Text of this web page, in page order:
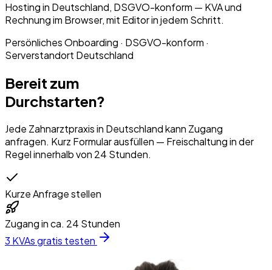
Hosting in Deutschland, DSGVO-konform — KVA und
Rechnung im Browser, mit Editor in jedem Schritt.
Persönliches Onboarding · DSGVO-konform ·
Serverstandort Deutschland
Bereit zum
Durchstarten?
Jede Zahnarztpraxis in Deutschland kann Zugang
anfragen. Kurz Formular ausfüllen — Freischaltung in der
Regel innerhalb von 24 Stunden.
Kurze Anfrage stellen
Zugang in ca. 24 Stunden
3 KVAs gratis testen